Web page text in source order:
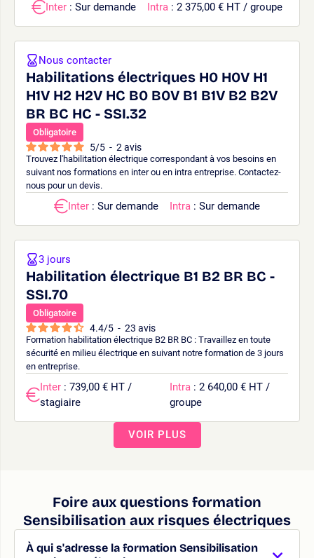
Inter : Sur demande Intra : 2 375,00 € HT / groupe
Habilitations électriques H0 H0V H1
H1V H2 H2V HC B0 B0V B1 B1V B2 B2V
BR BC HC - SSI.32
Obligatoire
5/5 - 2 avis
Trouvez l'habilitation électrique correspondant à vos besoins en
suivant nos formations en inter ou en intra entreprise. Contactez-
nous pour un devis.
Nous contacter
Inter : Sur demande Intra : Sur demande
Habilitation électrique B1 B2 BR BC -
SSI.70
Obligatoire
4.4/5 - 23 avis
Formation habilitation électrique B2 BR BC : Travaillez en toute
sécurité en milieu électrique en suivant notre formation de 3 jours
en entreprise.
3 jours
Inter : 739,00 € HT /
stagiaire
Intra : 2 640,00 € HT /
groupe
VOIR PLUS
Foire aux questions formation
Sensibilisation aux risques électriques
À qui s'adresse la formation Sensibilisation